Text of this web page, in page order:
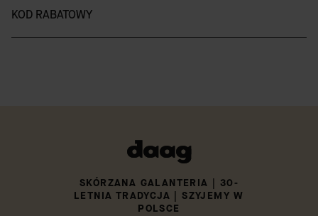
KOD RABATOWY
SKÓRZANA GALANTERIA | 30-
LETNIA TRADYCJA | SZYJEMY W
POLSCE